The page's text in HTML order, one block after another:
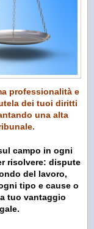
professionalità e
dei tuoi diritti
una alta
campo in ogni
risolvere: dispute
del lavoro,
tipo e cause o
tuo vantaggio